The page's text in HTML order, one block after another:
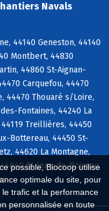
possible, Biocoop utilise
optimale du site, pour
trafic et la performance
personnalisée en toute
Navals
44140 Geneston, 44140
Montbert, 44830
44860 St-Aignan-
Carquefou, 44470
44470 Thouaré s/Loire,
Fontaines, 44240 La
Treillières, 44450
Bottereau, 44450 St-
44620 La Montagne,
St-Jean-de-Boiseau,